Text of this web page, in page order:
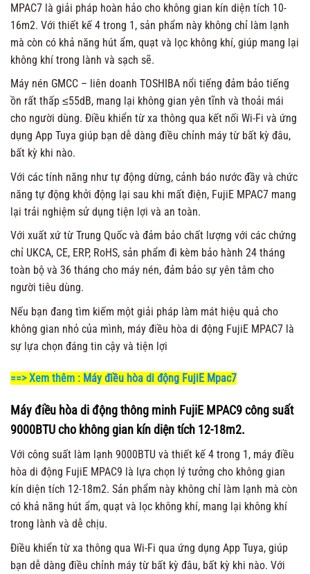
MPAC7 là giải pháp hoàn hảo cho không gian kín diện tích 10-
16m2. Với thiết kế 4 trong 1, sản phẩm này không chỉ làm lạnh
mà còn có khả năng hút ẩm, quạt và lọc không khí, giúp mang lại
không khí trong lành và sạch sẽ.
Máy nén GMCC – liên doanh TOSHIBA nổi tiếng đảm bảo tiếng
ồn rất thấp ≤55dB, mang lại không gian yên tĩnh và thoải mái
cho người dùng. Điều khiển từ xa thông qua kết nối Wi-Fi và ứng
dụng App Tuya giúp bạn dễ dàng điều chỉnh máy từ bất kỳ đâu,
bất kỳ khi nào.
Với các tính năng như tự động dừng, cảnh báo nước đầy và chức
năng tự động khởi động lại sau khi mất điện, FujiE MPAC7 mang
lại trải nghiệm sử dụng tiện lợi và an toàn.
Với xuất xứ từ Trung Quốc và đảm bảo chất lượng với các chứng
chỉ UKCA, CE, ERP, RoHS, sản phẩm đi kèm bảo hành 24 tháng
toàn bộ và 36 tháng cho máy nén, đảm bảo sự yên tâm cho
người tiêu dùng.
Nếu bạn đang tìm kiếm một giải pháp làm mát hiệu quả cho
không gian nhỏ của mình, máy điều hòa di động FujiE MPAC7 là
sự lựa chọn đáng tin cậy và tiện lợi
==> Xem thêm : Máy điều hòa di động FujiE Mpac7
Máy điều hòa di động thông minh FujiE MPAC9 công suất
9000BTU cho không gian kín diện tích 12-18m2.
Với công suất làm lạnh 9000BTU và thiết kế 4 trong 1, máy điều
hòa di động FujiE MPAC9 là lựa chọn lý tưởng cho không gian
kín diện tích 12-18m2. Sản phẩm này không chỉ làm lạnh mà còn
có khả năng hút ẩm, quạt và lọc không khí, mang lại không khí
trong lành và dễ chịu.
Điều khiển từ xa thông qua Wi-Fi qua ứng dụng App Tuya, giúp
bạn dễ dàng điều chỉnh máy từ bất kỳ đâu, bất kỳ khi nào. Với